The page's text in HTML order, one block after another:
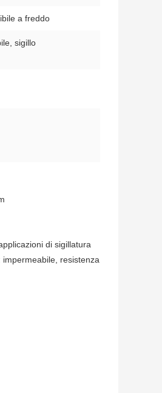
a freddo
sigillo
di sigillatura
resistenza